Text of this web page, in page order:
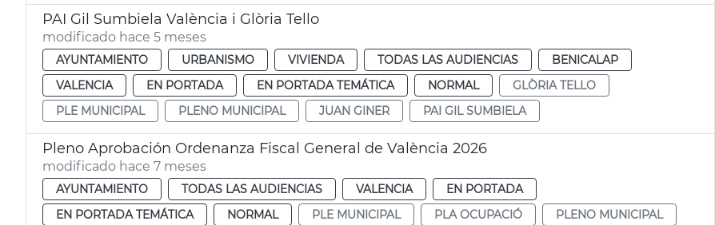
PAI Gil Sumbiela València i Glòria Tello
modificado hace 5 meses
AYUNTAMIENTO URBANISMO VIVIENDA TODAS LAS AUDIENCIAS
BENICALAP
VALENCIA
EN PORTADA EN PORTADA TEMÁTICA NORMAL
GLÒRIA TELLO
PLE MUNICIPAL
PLENO MUNICIPAL JUAN GINER PAI GIL SUMBIELA
Pleno Aprobación Ordenanza Fiscal General de València 2026
modificado hace 7 meses
AYUNTAMIENTO TODAS LAS AUDIENCIAS VALENCIA
EN PORTADA
EN PORTADA TEMÁTICA
NORMAL PLE MUNICIPAL PLA OCUPACIÓ
PLENO MUNICIPAL